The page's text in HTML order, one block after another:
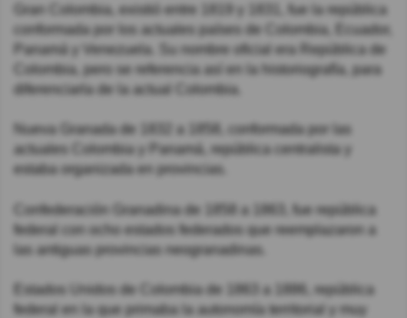
Gran Colombia, existió entre 1819 y 1831, fue la república
conformada por los actuales países de Colombia, Ecuador,
Panamá y Venezuela. Su nombre oficial era República de
Colombia, pero se referencia así en la historiografía, para
diferenciarla de la actual Colombia.
Nueva Granada de 1832 a 1858, conformada por las
actuales Colombia y Panamá, república centralista y
estaba organizada en provincias.
Confederación Granadina de 1858 a 1863, fue república
federal con ocho estados federados que reemplazaron a
las antiguas provincias neogranadinas.
Estados Unidos de Colombia de 1863 a 1886, república
federal en la que primaba la autonomía territorial y muy